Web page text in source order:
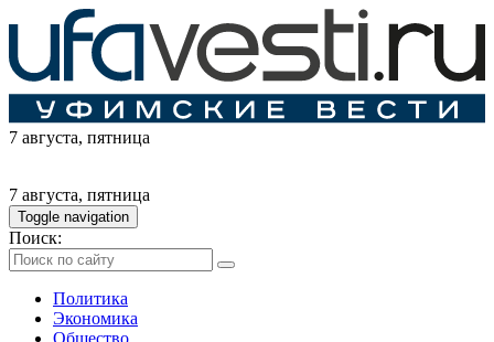
7 августа, пятница
7 августа, пятница
Toggle navigation
Поиск:
Политика
Экономика